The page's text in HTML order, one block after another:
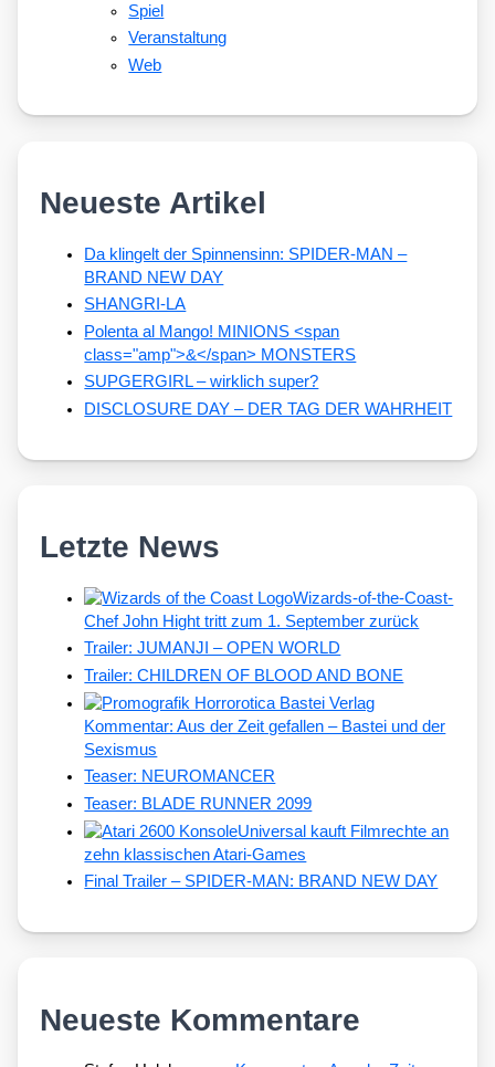
Spiel
Veranstaltung
Web
Neueste Artikel
Da klingelt der Spinnensinn: SPIDER-MAN –
BRAND NEW DAY
SHANGRI-LA
Polenta al Mango! MINIONS <span
class="amp">&</span> MONSTERS
SUPGERGIRL – wirklich super?
DISCLOSURE DAY – DER TAG DER WAHRHEIT
Letzte News
Wizards-of-the-Coast-
Chef John Hight tritt zum 1. September zurück
Trailer: JUMANJI – OPEN WORLD
Trailer: CHILDREN OF BLOOD AND BONE
Kommentar: Aus der Zeit gefallen – Bastei und der
Sexismus
Teaser: NEUROMANCER
Teaser: BLADE RUNNER 2099
Universal kauft Filmrechte an
zehn klassischen Atari-Games
Final Trailer – SPIDER-MAN: BRAND NEW DAY
Neueste Kommentare